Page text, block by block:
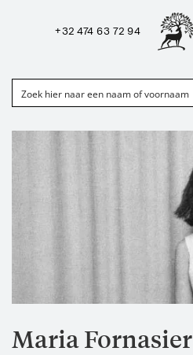
+32 474 63 72 94
Maria Fornasier